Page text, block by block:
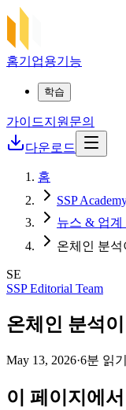
홈기업용기능
학습
가이드지원 문의
다운로드
홈
SSP
뉴스 & 업계
온체인 분석
SE
SSP Editorial Team
온체인 분석
May 13, 2026·6분 읽기
이 페이지에서